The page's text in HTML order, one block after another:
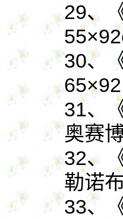
29、
30、
31、
奥赛
32、
勒诺
33、